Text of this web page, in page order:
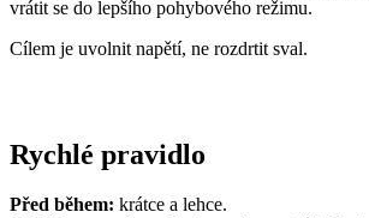
vrátit se do lepšího pohybového režimu.
Cílem je uvolnit napětí, ne rozdrtit sval.
Rychlé pravidlo
Před během: krátce a lehce.